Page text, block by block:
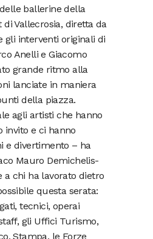
ballerine della
di Vallecrosia, diretta da
gli interventi originali di
Anelli e Giacomo
grande ritmo alla
lanciate in maniera
della piazza.
agli artisti che hanno
invito e ci hanno
e divertimento – ha
Mauro Demichelis-
a chi ha lavorato dietro
questa serata:
tecnici, operai
gli Uffici Turismo,
Stampa, le Forze